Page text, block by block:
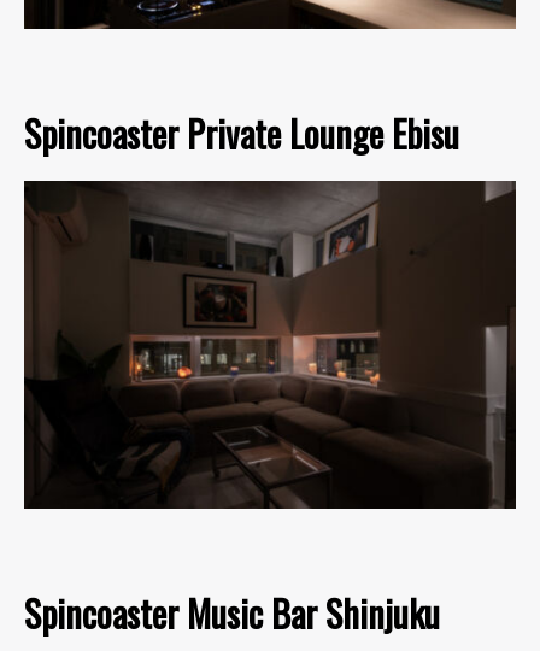
Spincoaster Private Lounge Ebisu
Spincoaster Music Bar Shinjuku